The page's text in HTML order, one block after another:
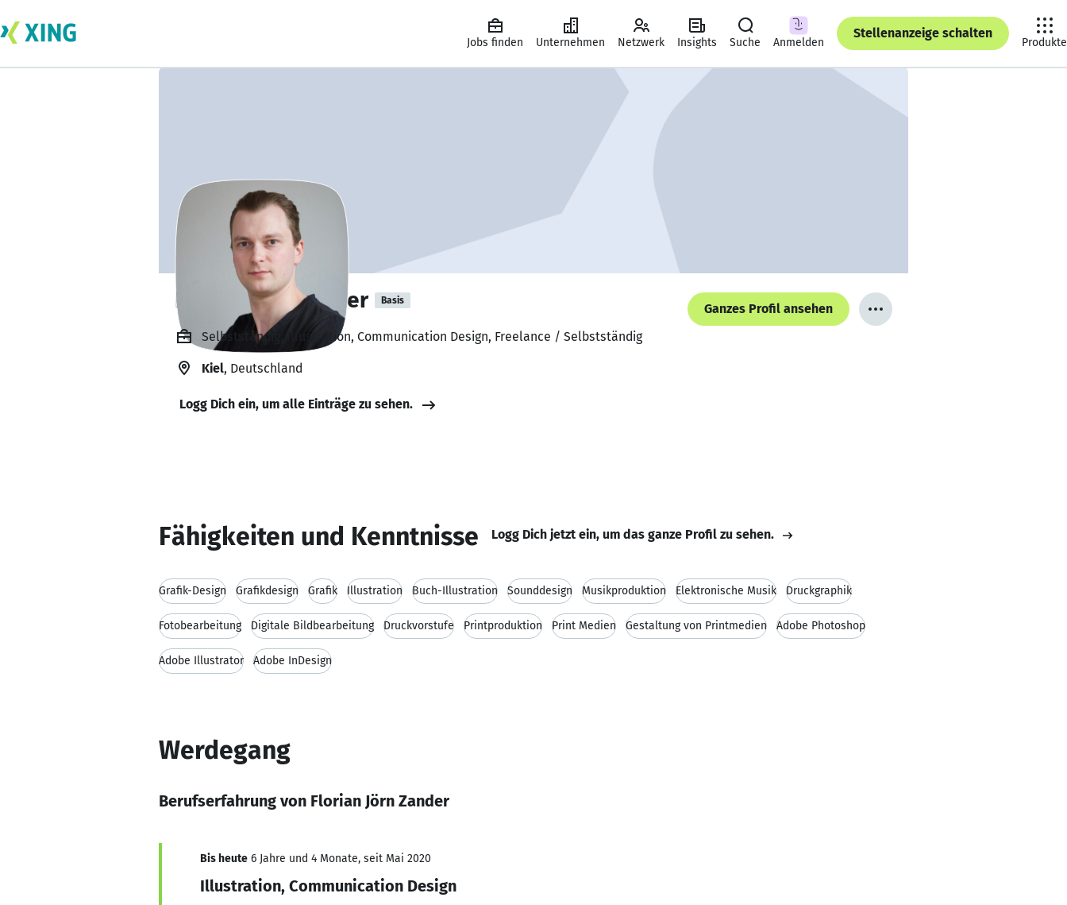
Jobs finden Unternehmen Netzwerk Insights Suche Anmelden
Stellenanzeige schalten
Produkte
Florian Jörn Zander Basis
Ganzes Profil ansehen
Selbstständig, Illustration, Communication Design, Freelance / Selbstständig
Kiel, Deutschland
Logg Dich ein, um alle Einträge zu sehen.
Fähigkeiten und Kenntnisse Logg Dich jetzt ein, um das ganze Profil zu sehen.
Grafik-Design Grafikdesign Grafik Illustration Buch-Illustration Sounddesign Musikproduktion Elektronische Musik Druckgraphik
Fotobearbeitung Digitale Bildbearbeitung Druckvorstufe Printproduktion Print Medien Gestaltung von Printmedien Adobe Photoshop
Adobe Illustrator Adobe InDesign
Werdegang
Berufserfahrung von Florian Jörn Zander
Bis heute 6 Jahre und 4 Monate, seit Mai 2020
Illustration, Communication Design